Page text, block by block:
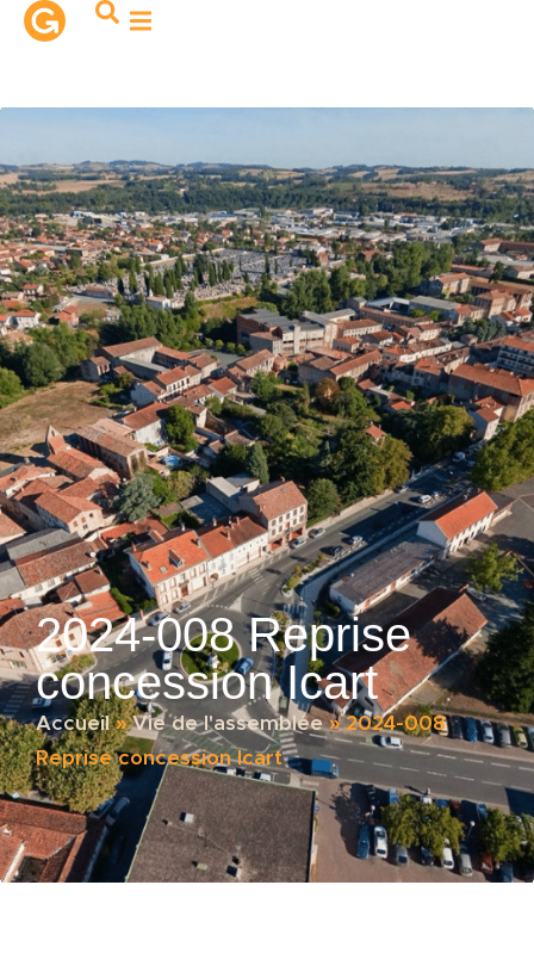
principal
2024-008 Reprise
concession Icart
Accueil»Vie de l'assemblée»2024-008
Reprise concession Icart